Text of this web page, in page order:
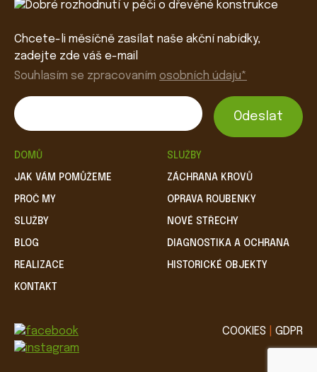
Chcete-li měsíčně zasílat naše akční nabídky,
zadejte zde váš e-mail
Souhlasím se zpracovaním osobních údaju*
DOMŮ
JAK VÁM POMŮŽEME
PROČ MY
SLUŽBY
BLOG
REALIZACE
KONTAKT
SLUŽBY
ZÁCHRANA KROVŮ
OPRAVA ROUBENKY
NOVÉ STŘECHY
DIAGNOSTIKA A OCHRANA
HISTORICKÉ OBJEKTY
COOKIES GDPR